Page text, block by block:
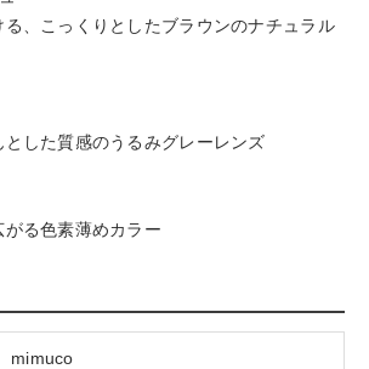
る、こっくりとしたブラウンのナチュラル
した質感のうるみグレーレンズ
る色素薄めカラー
mimuco